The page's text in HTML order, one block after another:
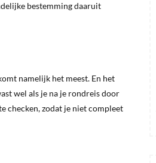
bestemming daaruit
namelijk het meest. En het
wel als je na je rondreis door
checken, zodat je niet compleet